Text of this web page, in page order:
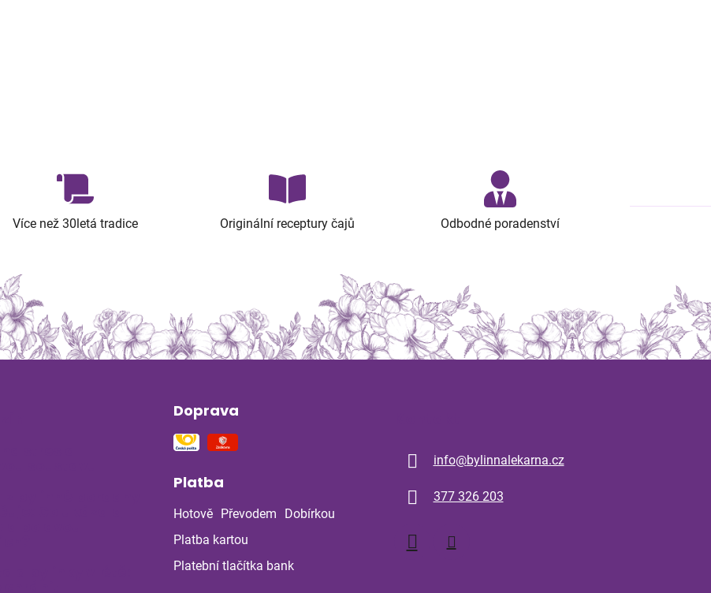
Více než 30letá tradice Originální receptury čajů Odbodné poradenství
Doprava
Platba
Hotově Převodem
Dobírkou
Platba kartou
Platební tlačítka bank
info@bylinnalekarna.cz
377 326 203